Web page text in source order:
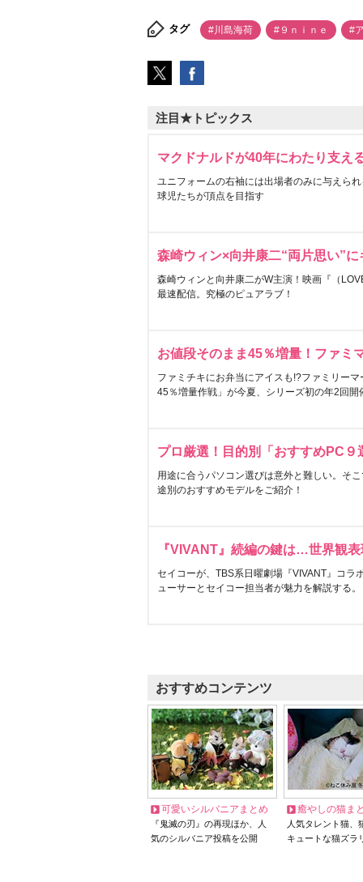
タグ #川島海荷 #９ｎｉｎｅ #
注目★トピックス
マクドナルドが40年にわたり支え
ユニフォームの右袖には出場者のみに与えら
球児たちが頂点を目指す
森崎ウィン×向井康二“両片思い”
森崎ウィンと向井康二がW主演！映画『（
最速配信。究極のピュアラブ！
お値段そのまま45％増量！ファミ
ファミチキにお弁当にアイスも!?ファミリー
45％増量作戦」が今夏、シリーズ初の年2回開
プロ厳選！目的別「おすすめPC９
用途に合うパソコン選びは意外と難しい。そ
途別のおすすめモデルをご紹介！
『VIVANT』続編の鍵は…世界観
セイコーが、TBS系日曜劇場『VIVANT』コラ
ューサーとセイコー担当者が魅力を解説する。
おすすめコンテンツ
可愛いシルバニアまとめ
『鬼滅の刃』の再現ほか、人
気のシルバニア投稿を公開
癒やしの猫ま
人気タレント猫
キュートな猫ズラ